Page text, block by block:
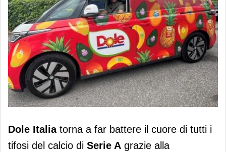
Dole continua a supportare lo sport
Dole Italiatorna a far battere il cuore di tutti i
tifosi del calcio di Serie A grazie alla